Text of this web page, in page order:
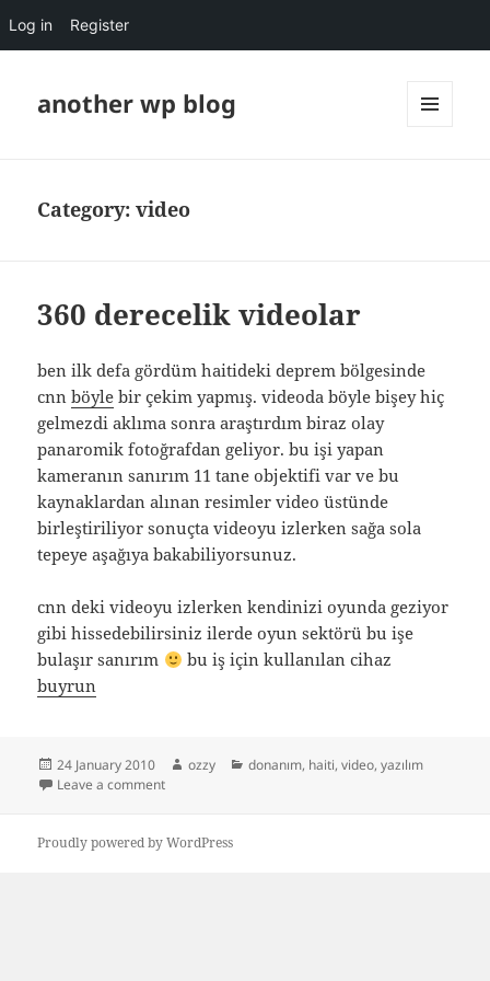
Log in Register
another wp blog
Category:video
360 derecelik videolar
ben ilk defa gördüm haitideki deprem bölgesinde
cnnböyle bir çekim yapmış. videoda böyle bişey hiç
gelmezdi aklıma sonra araştırdım biraz olay
panaromik fotoğrafdan geliyor. bu işi yapan
kameranın sanırım 11 tane objektifi var ve bu
kaynaklardan alınan resimler video üstünde
birleştiriliyor sonuçta videoyu izlerken sağa sola
tepeye aşağıya bakabiliyorsunuz.
cnn deki videoyu izlerken kendinizi oyunda geziyor
gibi hissedebilirsiniz ilerde oyun sektörü bu işe
bulaşır sanırım
bu iş için kullanılan cihaz
buyrun
Posted
on
24 January 2010 Author
ozzy Categories
donanım, haiti,video,yazılım
Leave a commenton 360 derecelik videolar
Proudly powered by WordPress